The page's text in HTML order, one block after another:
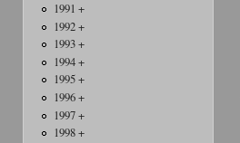
1991 +
1992 +
1993 +
1994 +
1995 +
1996 +
1997 +
1998 +